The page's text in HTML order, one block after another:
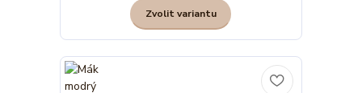
Zvolit variantu